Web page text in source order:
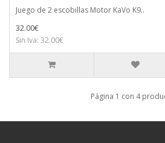
Juego de 2 escobillas Motor KaVo K9..
32.00€
Sin Iva: 32.00€
Página 1 con 4